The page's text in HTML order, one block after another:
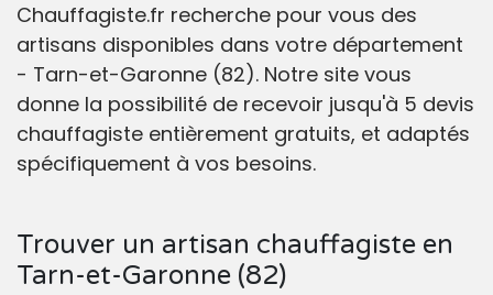
Chauffagiste.fr recherche pour vous des
artisans disponibles dans votre département
- Tarn-et-Garonne (82). Notre site vous
donne la possibilité de recevoir jusqu'à 5 devis
chauffagiste entièrement gratuits, et adaptés
spécifiquement à vos besoins.
Trouver un artisan chauffagiste en
Tarn-et-Garonne (82)